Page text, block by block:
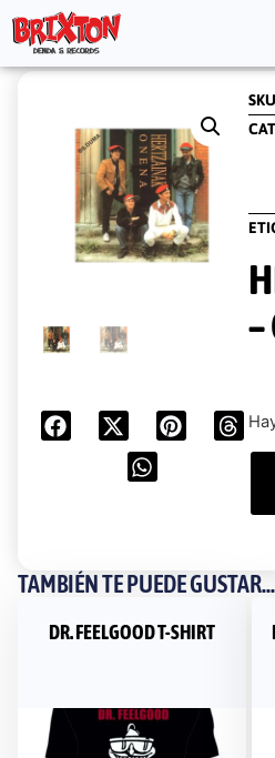
SKU
–
TAMBIÉN TE PUEDE GUSTAR...
DR. FEELGOOD T-SHIRT